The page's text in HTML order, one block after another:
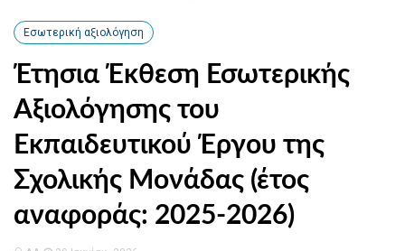
Εσωτερική αξιολόγηση
Έτησια Έκθεση Εσωτερικής
Αξιολόγησης του
Εκπαιδευτικού Έργου της
Σχολικής Μονάδας (έτος
αναφοράς: 2025-2026)